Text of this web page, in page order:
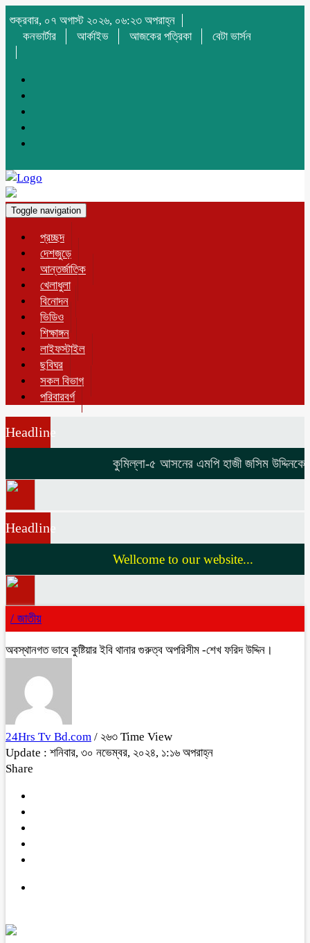
শুক্রবার, ০৭ অগাস্ট ২০২৬, ০৬:২৩ অপরাহ্ন
কনভার্টার
আর্কাইভ আজকের পত্রিকা বেটা ভার্সন
Toggle navigation
প্রচ্ছদ
দেশজুড়ে
আন্তর্জাতিক
খেলাধুলা
বিনোদন
ভিডিও
শিক্ষাঙ্গন
লাইফস্টাইল
ছবিঘর
সকল বিভাগ
পরিবারবর্গ
Headline
কুমিল্লা-৫ আসনের এমপি হাজী জসিম উদ্দিনকে
Headline
Wellcome to our website...
/ জাতীয়
অবস্থানগত ভাবে কুষ্টিয়ার ইবি থানার গুরুত্ব অপরিসীম -শেখ ফরিদ উদ্দিন।
24Hrs Tv Bd.com / ২৬৩ Time View
Update : শনিবার, ৩০ নভেম্বর, ২০২৪, ১:১৬ অপরাহ্ন
Share